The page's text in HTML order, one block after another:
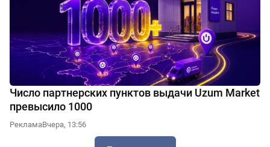
Число партнерских пунктов выдачи Uzum Market
превысило 1000
РекламаВчера, 13:56